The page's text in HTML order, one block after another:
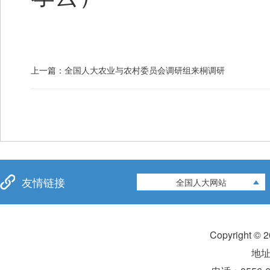
上一篇： 全国人大农业与农村委员会调研组来桐调研
友情链接 全国人大网站
Copyright ©
地